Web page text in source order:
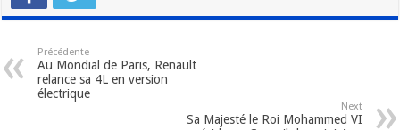
Précédente
Au Mondial de Paris, Renault
relance sa 4L en version
électrique
Next
Sa Majesté le Roi Mohammed VI